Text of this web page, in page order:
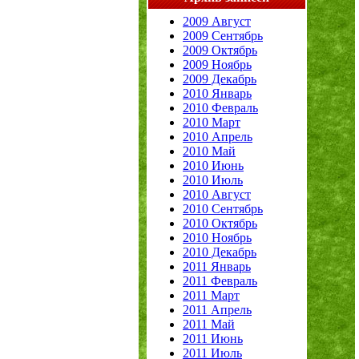
2009 Август
2009 Сентябрь
2009 Октябрь
2009 Ноябрь
2009 Декабрь
2010 Январь
2010 Февраль
2010 Март
2010 Апрель
2010 Май
2010 Июнь
2010 Июль
2010 Август
2010 Сентябрь
2010 Октябрь
2010 Ноябрь
2010 Декабрь
2011 Январь
2011 Февраль
2011 Март
2011 Апрель
2011 Май
2011 Июнь
2011 Июль